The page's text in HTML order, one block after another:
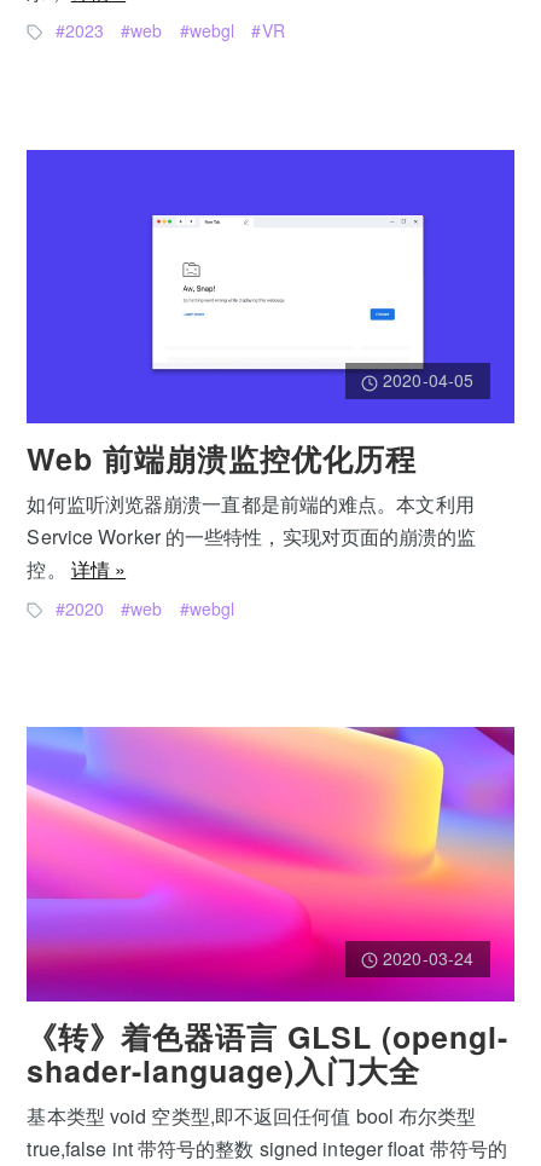
2023 web webgl VR
2020-04-05
Web 前端崩溃监控优化历程
如何监听浏览器崩溃一直都是前端的难点。本文利用
Service Worker 的一些特性，实现对页面的崩溃的监
控。 详情 »
2020 web webgl
2020-03-24
《转》着色器语言 GLSL (opengl-
shader-language)入门大全
基本类型 void 空类型,即不返回任何值 bool 布尔类型
true,false int 带符号的整数 signed integer float 带符号的